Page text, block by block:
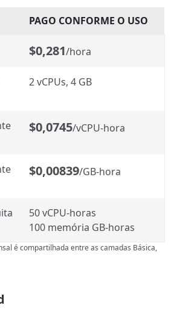
PAGO CONFORME O USO
$0,281/hora
2 vCPUs, 4 GB
$0,0745/vCPU-hora
$0,00839/GB-hora
50 vCPU-horas
100 memória GB-horas
é compartilhada entre as camadas Básica,